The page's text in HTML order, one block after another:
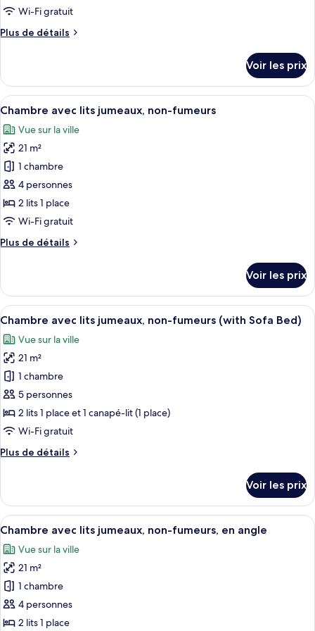
de
chambre :
Chambre,
lit,
non-
fumeurs
Wi-Fi gratuit
Plus de détails
Plus
le
type
de
Chambre,
grand
lit,
non-
fumeurs
Voir les prix
Afficher
toutes
les
photos
pour
ce
type
de
chambre :
Chambre
jumeaux,
non-
fumeurs
Une chambre d’hôtel avec deux
9
Chambre avec lits jumeaux, non-fumeurs
Vue sur la ville
21 m²
1 chambre
4 personnes
2 lits 1 place
Wi-Fi gratuit
Plus de détails
Plus
le
type
de
Chambre
avec
lits
jumeaux,
non-
fumeurs
Voir les prix
Afficher
toutes
les
photos
pour
ce
type
de
chambre :
Chambre
jumeaux,
non-
fumeurs
(with
Sofa
Bed)
Une chambre d’hôtel avec deux
9
Chambre avec lits jumeaux, non-fumeurs (with Sofa Bed)
Vue sur la ville
21 m²
1 chambre
5 personnes
2 lits 1 place et 1 canapé-lit (1 place)
Wi-Fi gratuit
Plus de détails
Plus
le
type
de
Chambre
avec
lits
jumeaux,
non-
fumeurs
Voir les prix
Afficher
toutes
les
photos
pour
ce
type
Une chambre d’hôtel avec deux lits,
7
Chambre avec lits jumeaux, non-fumeurs, en angle
Vue sur la ville
21 m²
1 chambre
4 personnes
2 lits 1 place